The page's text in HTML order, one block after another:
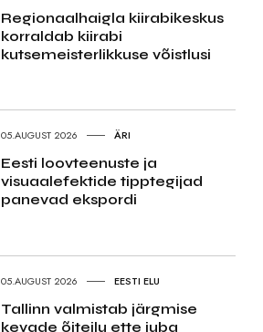
Regionaalhaigla kiirabikeskus
korraldab kiirabi
kutsemeisterlikkuse võistlusi
05.AUGUST 2026 ÄRI
Eesti loovteenuste ja
visuaalefektide tipptegijad
panevad ekspordi
05.AUGUST 2026 EESTI ELU
Tallinn valmistab järgmise
kevade õiteilu ette juba